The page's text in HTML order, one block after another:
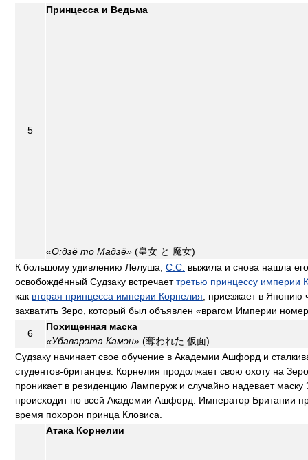
5
Принцесса и Ведьма
«О:дзё то Мадзё» (皇女 と 魔女)
К большому удивлению Лелуша, C.C. выжила и снова нашла
освобождённый Судзаку встречаеттретью принцессу
как вторая принцесса империи Корнелия , приезжает в Японию
захватить Зеро, который был объявлен «врагом Империи
6
Похищенная маска
«Убаварэта Камэн» (奪われた 仮面)
Судзаку начинает свое обучение в Академии Ашфорд и
студентов-британцев. Корнелия продолжает свою охоту на
проникает в резиденцию Ламперуж и случайно надевает маску
происходит по всей Академии Ашфорд. Император Британии
время похорон принца Кловиса.
Атака Корнелии